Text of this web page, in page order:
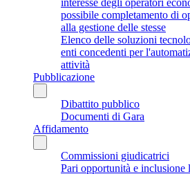
possibile completamento di
alla gestione delle stesse
Elenco delle soluzioni
enti concedenti per
attività
Pubblicazione
Dibattito pubblico
Documenti di Gara
Affidamento
Commissioni giudicatrici
Pari opportunità e inclusione